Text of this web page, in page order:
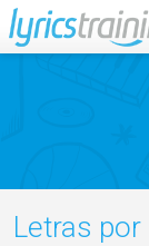
Letras por